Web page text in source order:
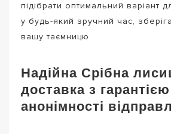
підібрати оптимальний варіант
у будь-який зручний час,
вашу таємницю.
Надійна Срібна
доставка з
анонімності